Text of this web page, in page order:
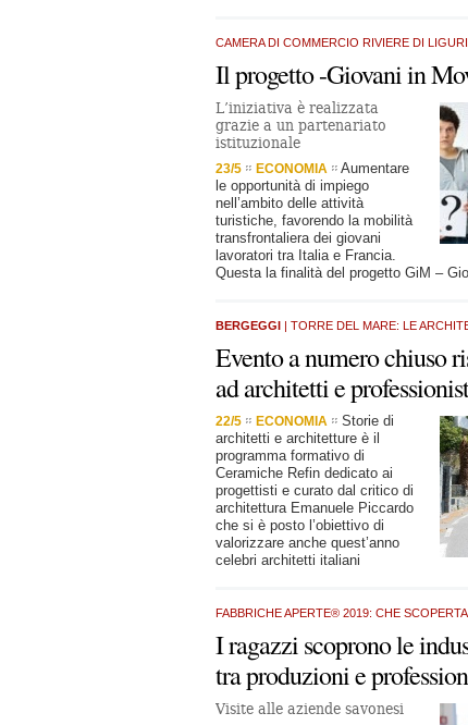
CAMERA DI COMMERCIO RIVIERE DI
Il progetto -Giovani in
L’iniziativa è realizzata
grazie a un partenariato
istituzionale
23/5 ECONOMIA
Aumentare
le opportunità di impiego
nell’ambito delle attività
turistiche, favorendo la mobilità
transfrontaliera dei giovani
lavoratori tra Italia e Francia.
Questa la finalità del progetto GiM –
BERGEGGI | TORRE DEL MARE: LE
Evento a numero chiuso
ad architetti e
22/5 ECONOMIA
Storie di
architetti e architetture è il
programma formativo di
Ceramiche Refin dedicato ai
progettisti e curato dal critico di
architettura Emanuele Piccardo
che si è posto l’obiettivo di
valorizzare anche quest’anno
celebri architetti italiani
FABBRICHE APERTE® 2019: CHE
I ragazzi scoprono le
tra produzioni e
Visite alle aziende savonesi